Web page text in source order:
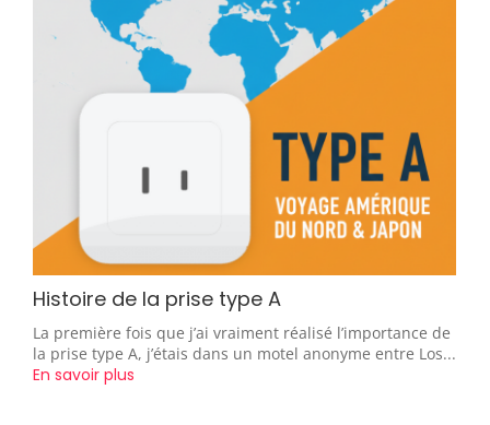
Histoire de la prise type A
La première fois que j’ai vraiment réalisé l’importance de
la prise type A, j’étais dans un motel anonyme entre Los...
En savoir plus